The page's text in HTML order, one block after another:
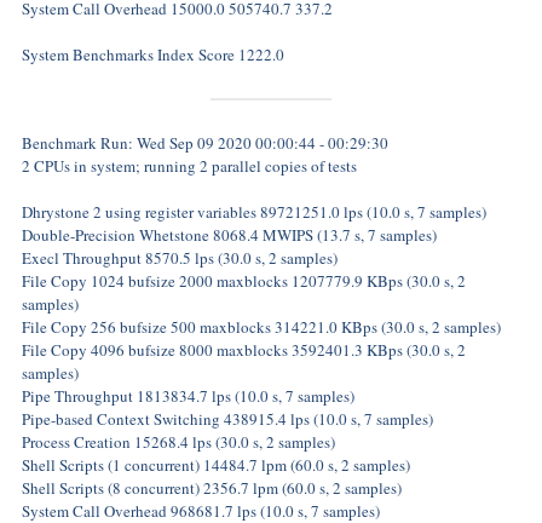
System Call Overhead 15000.0 505740.7 337.2
System Benchmarks Index Score 1222.0
Benchmark Run: Wed Sep 09 2020 00:00:44 - 00:29:30
2 CPUs in system; running 2 parallel copies of tests
Dhrystone 2 using register variables 89721251.0 lps (10.0 s, 7 samples)
Double-Precision Whetstone 8068.4 MWIPS (13.7 s, 7 samples)
Execl Throughput 8570.5 lps (30.0 s, 2 samples)
File Copy 1024 bufsize 2000 maxblocks 1207779.9 KBps (30.0 s, 2
samples)
File Copy 256 bufsize 500 maxblocks 314221.0 KBps (30.0 s, 2 samples)
File Copy 4096 bufsize 8000 maxblocks 3592401.3 KBps (30.0 s, 2
samples)
Pipe Throughput 1813834.7 lps (10.0 s, 7 samples)
Pipe-based Context Switching 438915.4 lps (10.0 s, 7 samples)
Process Creation 15268.4 lps (30.0 s, 2 samples)
Shell Scripts (1 concurrent) 14484.7 lpm (60.0 s, 2 samples)
Shell Scripts (8 concurrent) 2356.7 lpm (60.0 s, 2 samples)
System Call Overhead 968681.7 lps (10.0 s, 7 samples)